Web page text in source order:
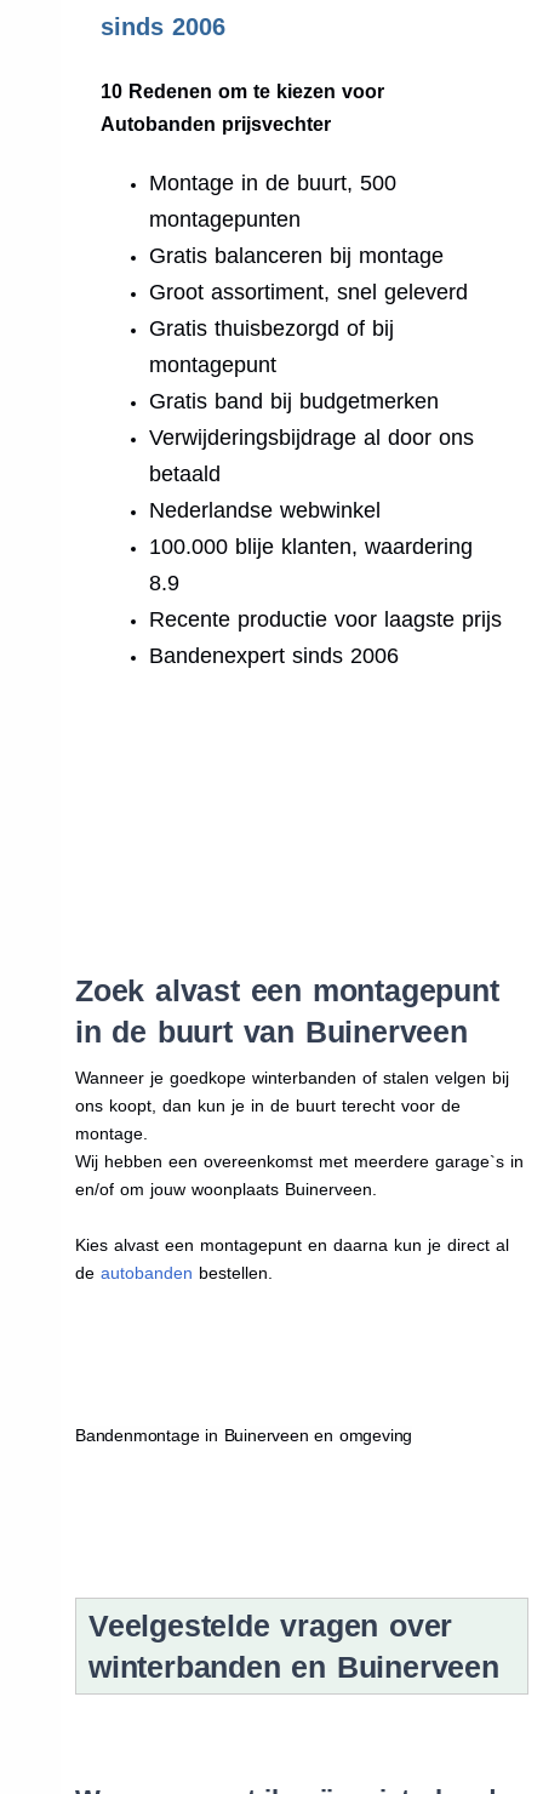
sinds 2006
10 Redenen om te kiezen voor
Autobanden prijsvechter
Montage in de buurt, 500
montagepunten
Gratis balanceren bij montage
Groot assortiment, snel geleverd
Gratis thuisbezorgd of bij
montagepunt
Gratis band bij budgetmerken
Verwijderingsbijdrage al door ons
betaald
Nederlandse webwinkel
100.000 blije klanten, waardering
8.9
Recente productie voor laagste prijs
Bandenexpert sinds 2006
Zoek alvast een montagepunt
in de buurt van Buinerveen
Wanneer je goedkope winterbanden of stalen velgen bij
ons koopt, dan kun je in de buurt terecht voor de
montage.
Wij hebben een overeenkomst met meerdere garage`s in
en/of om jouw woonplaats Buinerveen.
Kies alvast een montagepunt en daarna kun je direct al
de autobanden bestellen.
Bandenmontage in Buinerveen en omgeving
Veelgestelde vragen over
winterbanden en Buinerveen